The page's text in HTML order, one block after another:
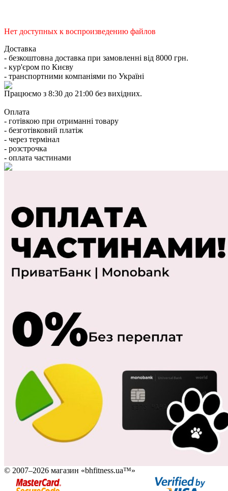
Нет доступных к воспроизведению файлов
Доставка
- безкоштовна доставка при замовленні від 8000 грн.
- кур'єром по Києву
- транспортними компаніями по Україні
Працюємо з 8:30 до 21:00 без вихідних.
Оплата
- готівкою при отриманні товару
- безготівковий платіж
- через термінал
- розстрочка
- оплата частинами
© 2007–2026 магазин «bhfitness.ua™»